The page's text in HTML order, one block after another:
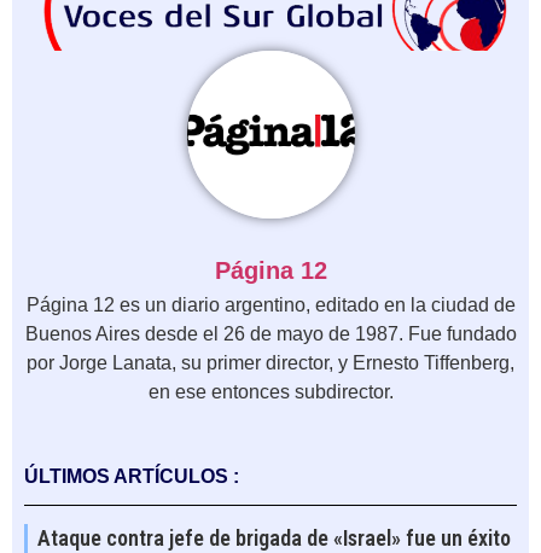
Página 12
Página 12 es un diario argentino, editado en la ciudad de
Buenos Aires desde el 26 de mayo de 1987. Fue fundado
por Jorge Lanata, su primer director, y Ernesto Tiffenberg,
en ese entonces subdirector.
ÚLTIMOS ARTÍCULOS :
Ataque contra jefe de brigada de «Israel» fue un éxito